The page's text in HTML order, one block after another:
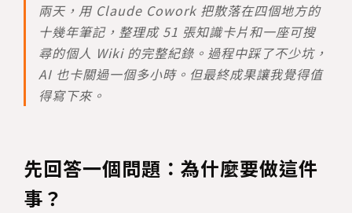
兩天，用 Claude Cowork 把散落在四個地方的
十幾年筆記，整理成 51 張知識卡片和一座可搜
尋的個人 Wiki 的完整紀錄。過程中踩了不少坑，
AI 也卡關過一個多小時。但最終成果讓我覺得值
得寫下來。
先回答一個問題：為什麼要做這件
事？